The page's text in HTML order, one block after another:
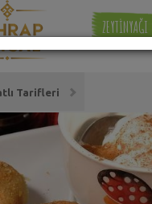
ZEYTİNYAĞI
Tarifleri